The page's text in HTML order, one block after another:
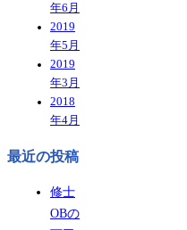
年6月
2019
年5月
2019
年3月
2018
年4月
最近の投稿
修士
OBの